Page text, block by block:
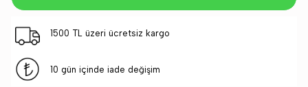
1500 TL üzeri ücretsiz kargo
10 gün içinde iade değişim